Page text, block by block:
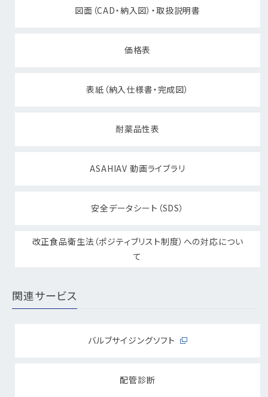
図面（CAD・納入図）・取扱説明書
価格表
表紙（納入仕様書・完成図）
耐薬品性表
ASAHIAV 動画ライブラリ
安全データシート（SDS）
改正食品衛生法（ポジティブリスト制度）への対応につい
て
関連サービス
バルブサイジングソフト
配管診断